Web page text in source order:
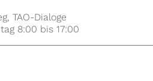
TAO-Dialoge
8:00 bis 17:00